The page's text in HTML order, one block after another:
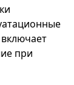
при